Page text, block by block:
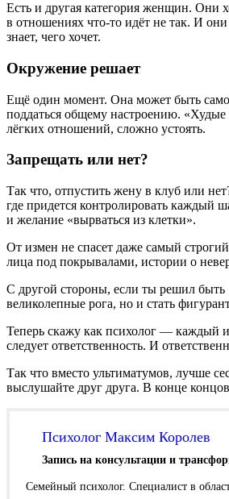
Есть и другая категория женщин. Они
в отношениях что-то идёт не так. И
знает, чего хочет.
Окружение решает
Ещё один момент. Она может быть
поддаться общему настроению.
лёгких отношений, сложно устоять.
Запрещать или нет?
Так что, отпустить жену в клуб или
где придется контролировать каждый
и желание «вырваться из клетки».
От измен не спасет даже самый
лица под покрывалами, истории о
С другой стороны, если ты решил быть
великолепные рога, но и стать
Теперь скажу как психолог — каждый
следует ответственность. И
Так что вместо ультиматумов, лучше
выслушайте друг друга. В конце
Психолог Максим Королев
Запись на консультации и
Семейный психолог. Специалист в